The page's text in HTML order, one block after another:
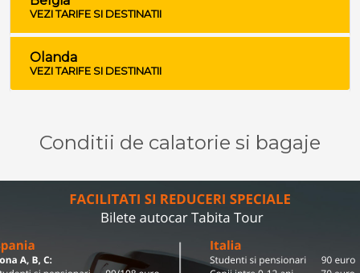
VEZI TARIFE SI DESTINATII
Olanda
VEZI TARIFE SI DESTINATII
Conditii de calatorie si bagaje